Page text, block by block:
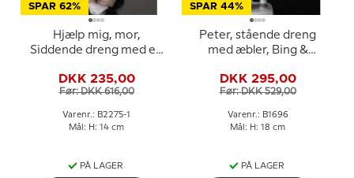
SPAR 62%
Hjælp mig, mor,
Siddende dreng med en
bukser, Bing & Grøndahl
figur nr. 2275
DKK 235,00
Før: DKK 616,00
Varenr.: B2275-1
Mål: H: 14 cm
PÅ LAGER
SPAR 44%
Peter, stående dreng
med æbler, Bing &
DKK 295,00
Før: DKK 529,00
Varenr.: B1696
Mål: H: 18 cm
PÅ LAGER